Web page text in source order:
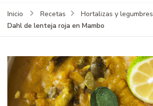
Inicio Recetas
Hortalizas y legumbres
Dahl de lenteja roja en Mambo